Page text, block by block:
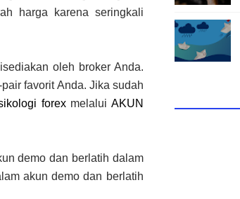
harga karena seringkali
oleh broker Anda.
favorit Anda. Jika sudah
forexmelalui AKUN
demo dan berlatih dalam
akun demo dan berlatih